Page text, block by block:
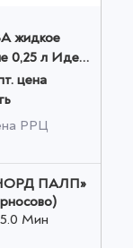
жидкое
0,25 л Идеал
оптом
цена
РРЦ
ПАЛП»
5.0 Мин